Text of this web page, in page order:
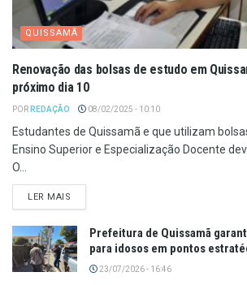
QUISSAMÃ
Renovação das bolsas de estudo em
próximo dia 10
POR REDAÇÃO 08/02/2025 - 10:10
Estudantes de Quissamã e que utilizam
Ensino Superior e Especialização Docente
O...
LER MAIS
Prefeitura de Quissamã
para idosos em pontos
23/07/2026 - 16:46